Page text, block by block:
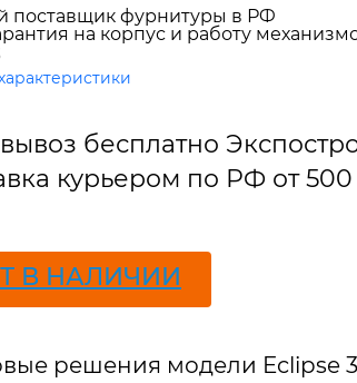
поставщик фурнитуры в РФ
на корпус и работу
бесплатно
курьером по РФ от 500
В НАЛИЧИИ
решения модели Eclipse 3